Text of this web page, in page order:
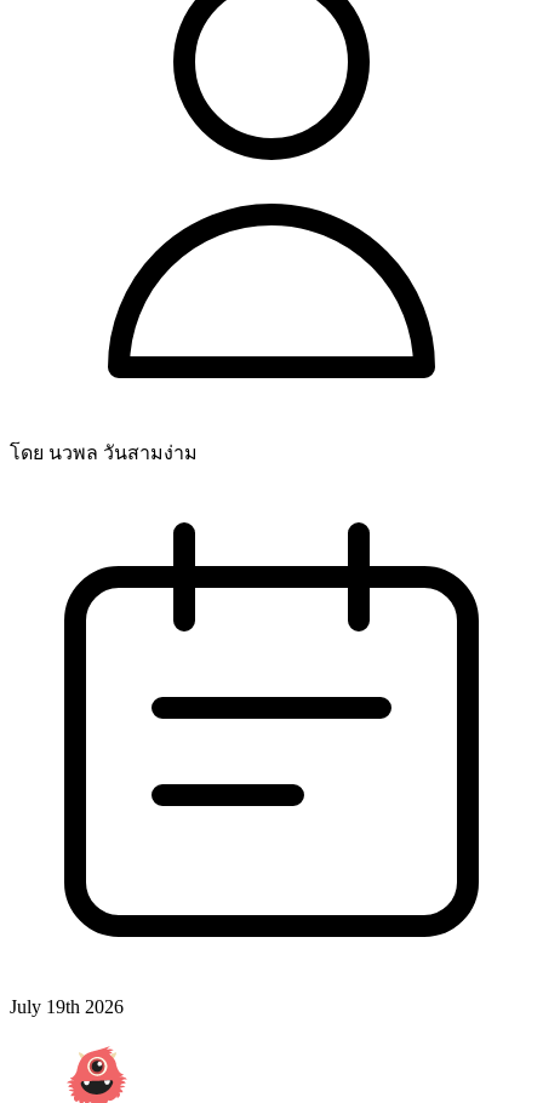
โดย นวพล วันสามง่าม
July 19th 2026